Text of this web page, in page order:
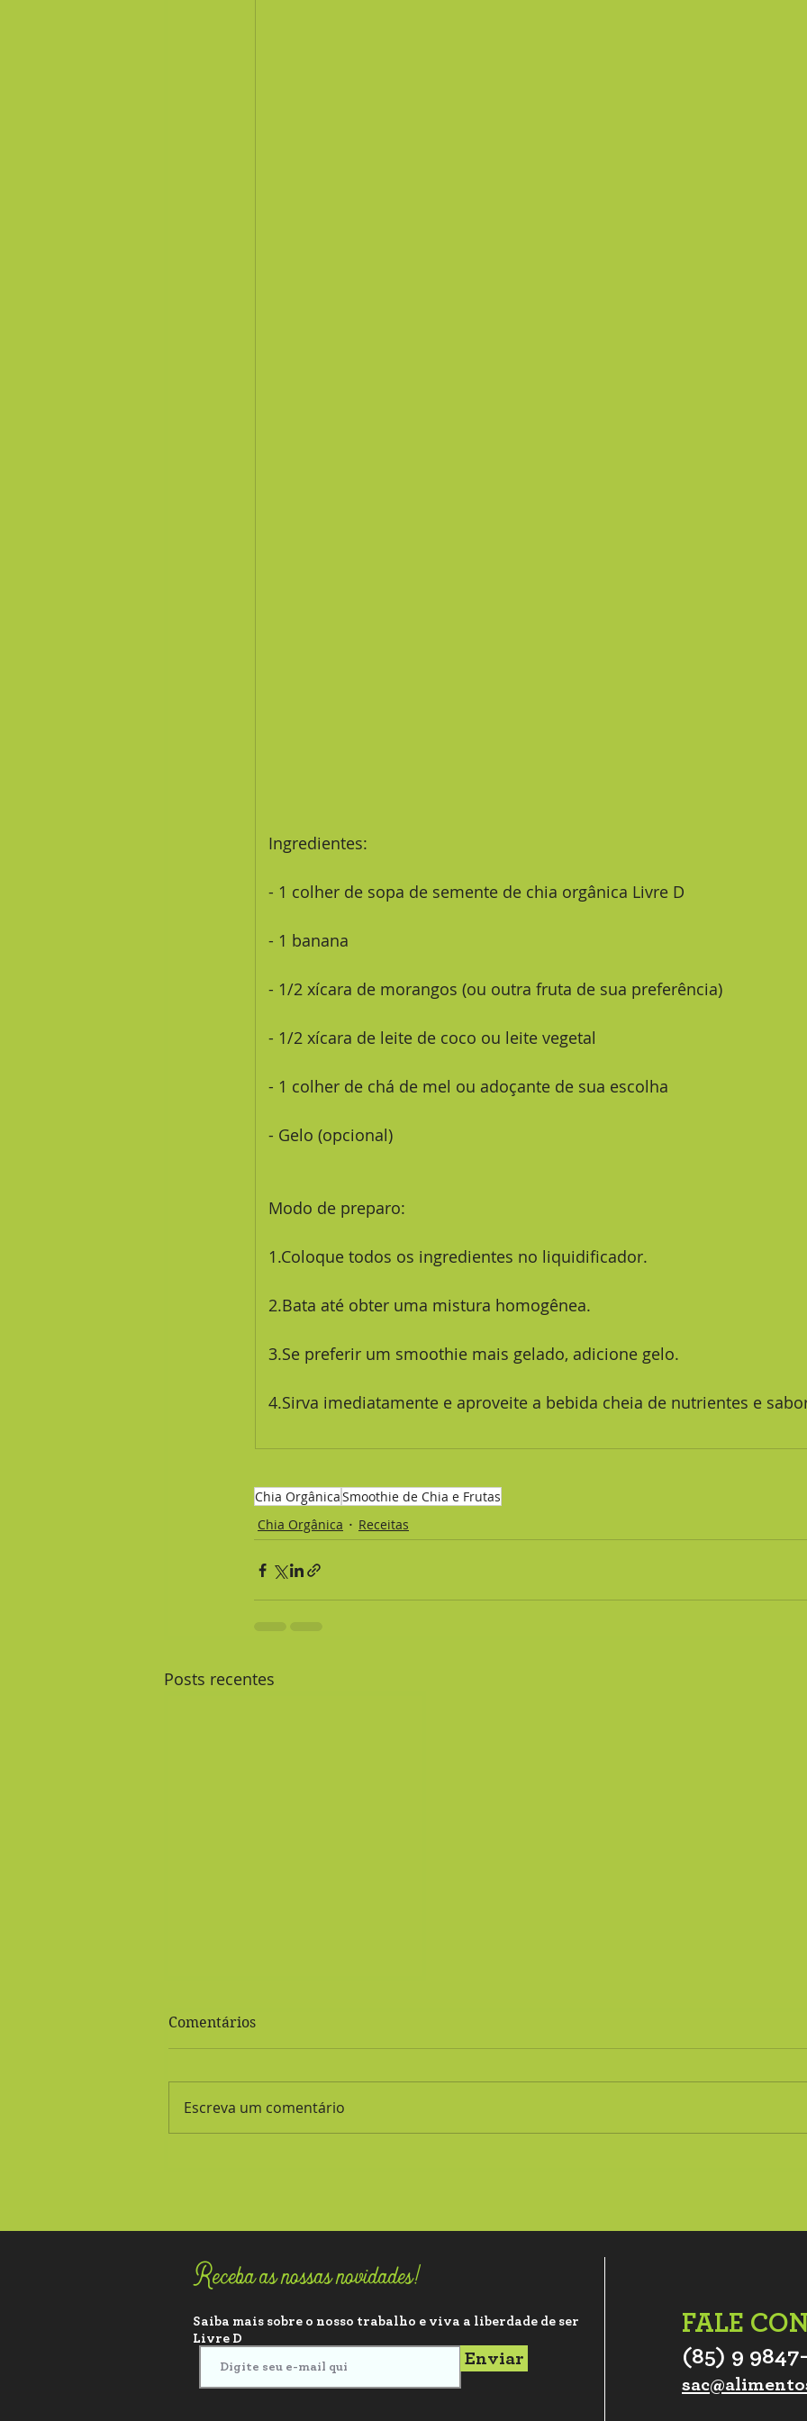
Ingredientes:
- 1 colher de sopa de semente de chia orgânica Livre D
- 1 banana
- 1/2 xícara de morangos (ou outra fruta de sua preferência)
- 1/2 xícara de leite de coco ou leite vegetal
- 1 colher de chá de mel ou adoçante de sua escolha
- Gelo (opcional)
Modo de preparo:
1.Coloque todos os ingredientes no liquidificador.
2.Bata até obter uma mistura homogênea.
3.Se preferir um smoothie mais gelado, adicione gelo.
4.Sirva imediatamente e aproveite a bebida cheia de nutrientes e
Chia OrgânicaSmoothie de Chia e Frutas
Chia Orgânica
Receitas
Posts recentes
Comentários
Escreva um comentário
Enviar
Receba as nossas novidades!
Saiba mais sobre o nosso trabalho e viva a liberdade de ser
Livre D
FALE
(85) 9